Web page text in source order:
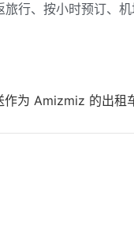
旅行、按小时预订、机
作为 Amizmiz 的出租